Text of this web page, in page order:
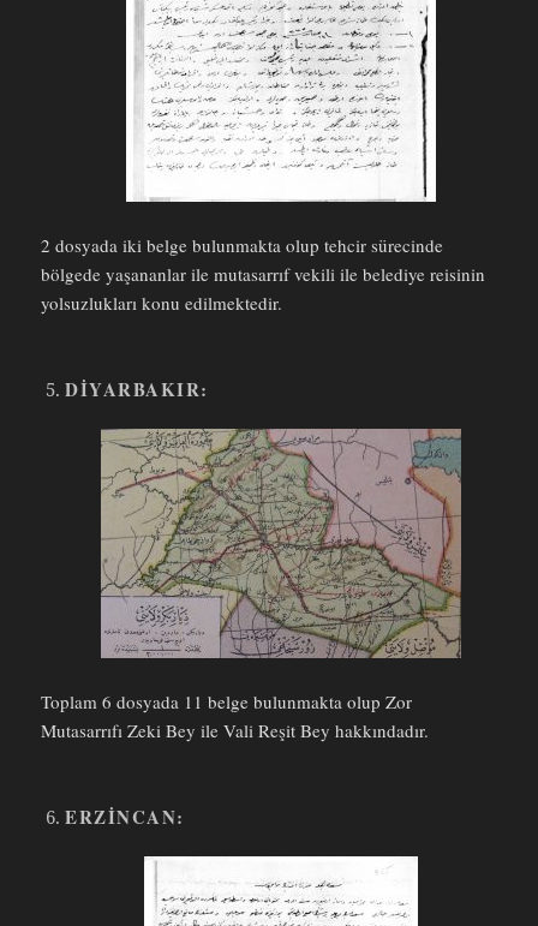
2 dosyada iki belge bulunmakta olup tehcir sürecinde
bölgede yaşananlar ile mutasarrıf vekili ile belediye reisinin
yolsuzlukları konu edilmektedir.
DIYARBAKIR:
Toplam 6 dosyada 11 belge bulunmakta olup Zor
Mutasarrıfı Zeki Bey ile Vali Reşit Bey hakkındadır.
ERZINCAN: